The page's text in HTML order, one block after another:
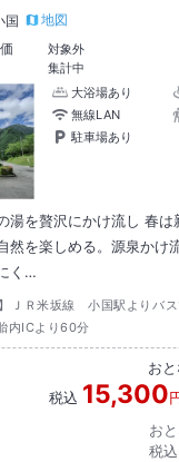
国
地図
対象外
集計中
大浴場あり
無線LAN
駐車場あり
け流し 春は新緑、秋は紅葉等、
然を楽しめる。源泉かけ
く…
】ＪＲ米坂線 小国駅よりバ
内ICより60分
お
税込 15,300
お
税込